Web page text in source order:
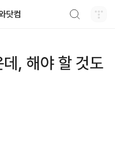
닷컴
, 해야 할 것도